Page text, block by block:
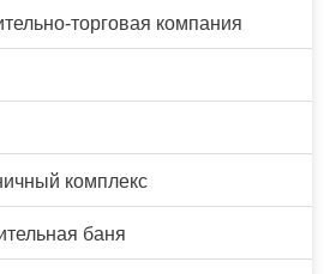
торговая компания
комплекс
баня